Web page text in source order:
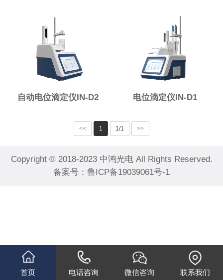
自动电位滴定仪IN-D2 电位滴定仪IN-D1
<< 1 1/1 >>
Copyright © 2018-2023 中鸿光电 All Rights Reserved.
备案号： 鲁ICP备19039061号-1
首页 电话咨询 微信咨询 联系我们